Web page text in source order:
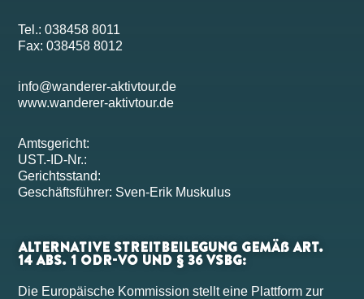
Tel.: 038458 8011
Fax: 038458 8012
info@wanderer-aktivtour.de
www.wanderer-aktivtour.de
Amtsgericht:
UST.-ID-Nr.:
Gerichtsstand:
Geschäftsführer: Sven-Erik Muskulus
Alternative Streitbeilegung gemäß Art.
14 Abs. 1 ODR-VO und § 36 VSBG:
Die Europäische Kommission stellt eine Plattform zur